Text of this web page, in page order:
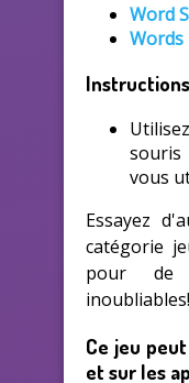
Word
Words
vous
Essayez
catégorie
pour de
inoubliables!
Ce jeu
et sur les